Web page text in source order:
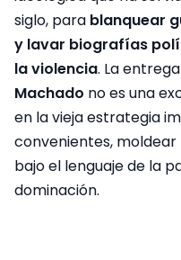
siglo, para blanquear
y lavar biografías
la violencia. La
Machado no es una
en la vieja estrategia
convenientes,
bajo el lenguaje de la
dominación.